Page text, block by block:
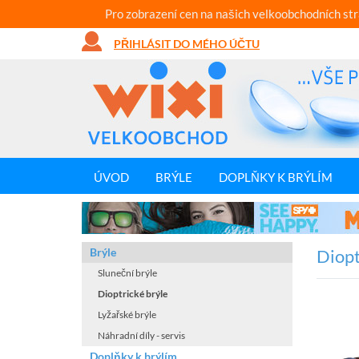
Pro zobrazení cen na našich velkoobchodních
PŘIHLÁSIT DO MÉHO ÚČTU
ÚVOD BRÝLE DOPLŇKY K BRÝLÍM
Brýle
Sluneční brýle
Dioptrické brýle
Lyžařské brýle
Náhradní díly - servis
Doplňky k brýlím